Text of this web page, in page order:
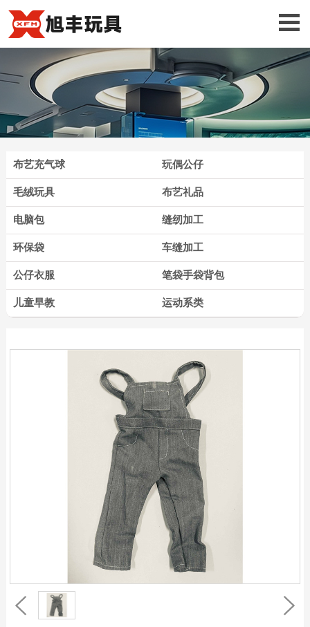
布艺充气球 玩偶公仔
毛绒玩具 布艺礼品
电脑包 缝纫加工
环保袋 车缝加工
公仔衣服 笔袋手袋背包
儿童早教 运动系类